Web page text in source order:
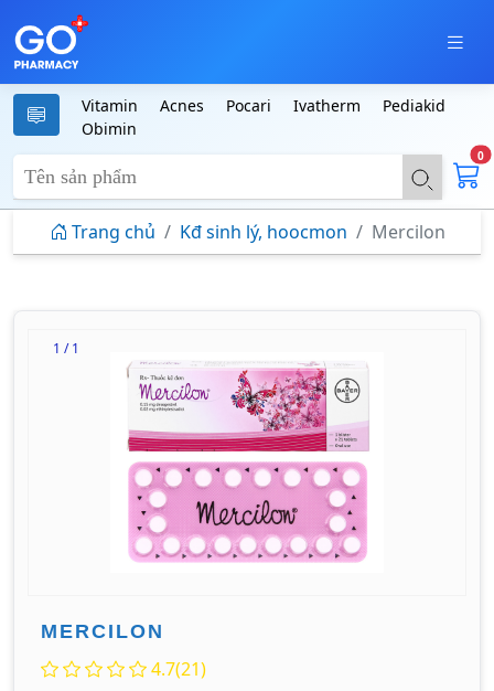
Vitamin Acnes Pocari Ivatherm
Pediakid
Obimin
0
Trang chủ Kđ sinh lý, hoocmon Mercilon
1 / 1
MERCILON
4.7(21)